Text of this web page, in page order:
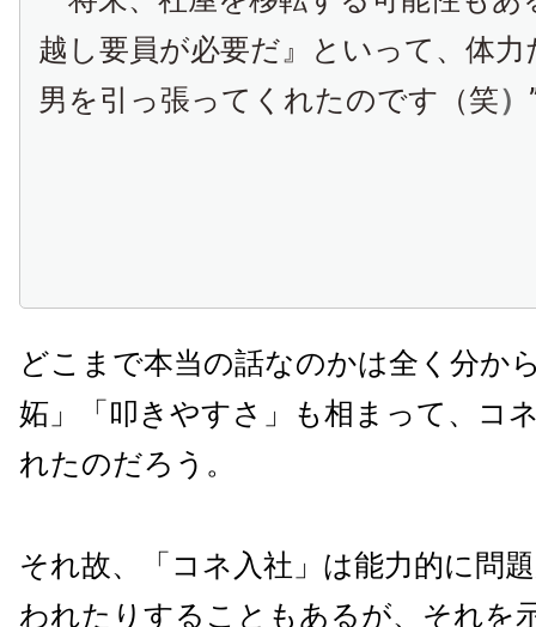
越し要員が必要だ』といって、体
男を引っ張ってくれたのです（笑）
どこまで本当の話なのかは全く分か
妬」「叩きやすさ」も相まって、コ
れたのだろう。
それ故、「コネ入社」は能力的に問
われたりすることもあるが、それを